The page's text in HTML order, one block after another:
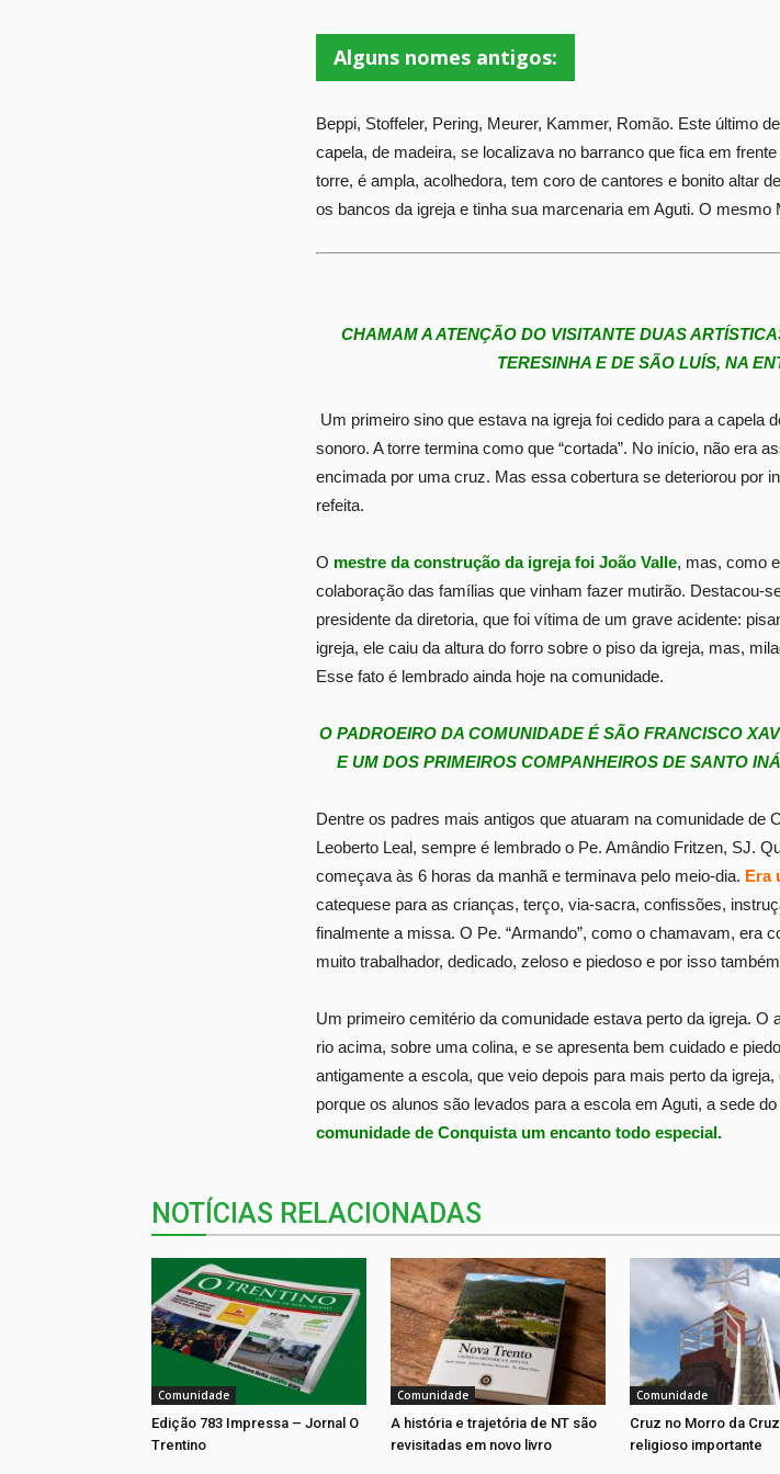
Alguns nomes antigos:
Beppi, Stoffeler, Pering, Meurer, Kammer, Romão. Este último
capela, de madeira, se localizava no barranco que fica em
torre, é ampla, acolhedora, tem coro de cantores e bonito altar
os bancos da igreja e tinha sua marcenaria em Aguti. O
CHAMAM A ATENÇÃO DO VISITANTE DUAS
TERESINHA E DE SÃO LUÍS, NA
Um primeiro sino que estava na igreja foi cedido para a capela
sonoro. A torre termina como que “cortada”. No início, não era
encimada por uma cruz. Mas essa cobertura se deteriorou por
refeita.
O mestre da construção da igreja foi João Valle, mas, como
colaboração das famílias que vinham fazer mutirão. Destacou-
presidente da diretoria, que foi vítima de um grave acidente:
igreja, ele caiu da altura do forro sobre o piso da igreja, mas,
Esse fato é lembrado ainda hoje na comunidade.
O PADROEIRO DA COMUNIDADE É SÃO FRANCISCO
E UM DOS PRIMEIROS COMPANHEIROS DE SANTO
Dentre os padres mais antigos que atuaram na comunidade de
Leoberto Leal, sempre é lembrado o Pe. Amândio Fritzen, SJ.
começava às 6 horas da manhã e terminava pelo meio-dia. Era
catequese para as crianças, terço, via-sacra, confissões,
finalmente a missa. O Pe. “Armando”, como o chamavam, era
muito trabalhador, dedicado, zeloso e piedoso e por isso
Um primeiro cemitério da comunidade estava perto da igreja.
rio acima, sobre uma colina, e se apresenta bem cuidado e
antigamente a escola, que veio depois para mais perto da
porque os alunos são levados para a escola em Aguti, a sede
comunidade de Conquista um encanto todo especial.
NOTÍCIAS RELACIONADAS
Comunidade
Edição 783 Impressa – Jornal O
Trentino
Comunidade
A história e trajetória de NT são
revisitadas em novo livro
Comunidade
Cruz no Morro da
religioso importante